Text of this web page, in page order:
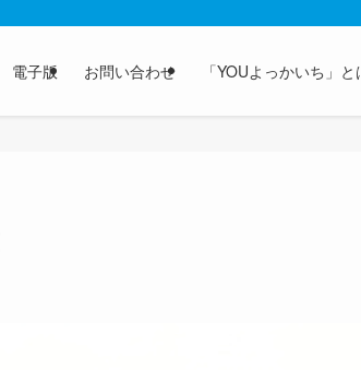
電子版 お問い合わせ 「YOUよっかいち」と